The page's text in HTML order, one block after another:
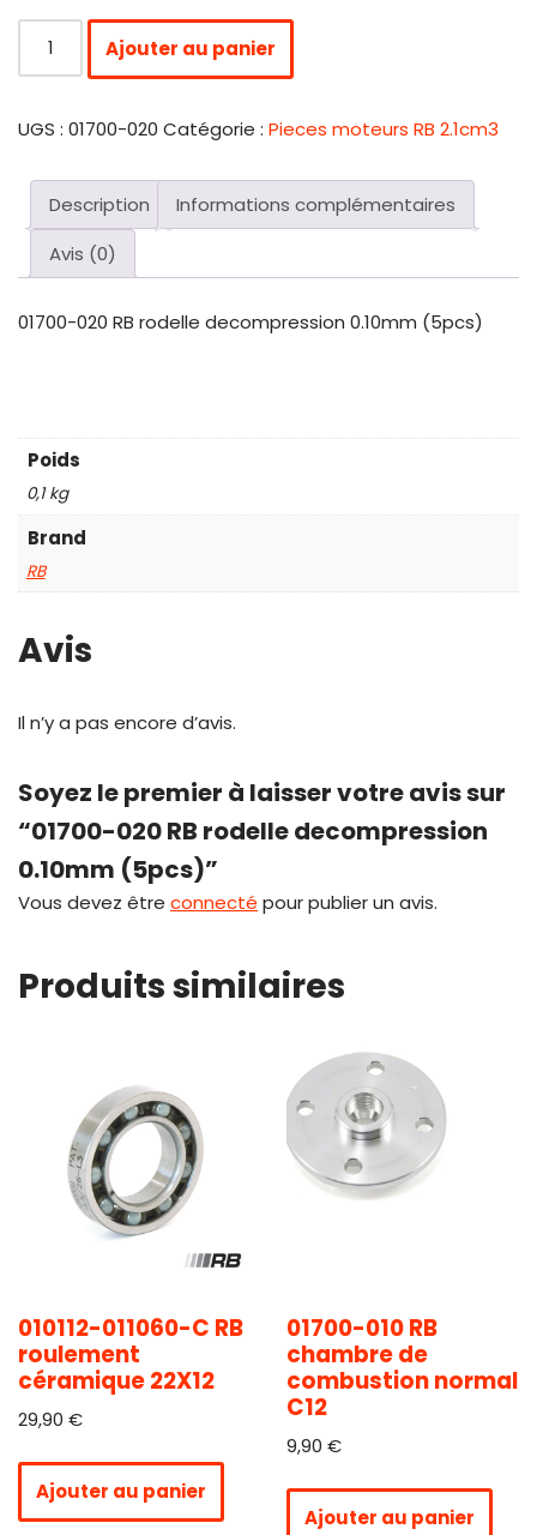
Ajouter au panier
UGS : 01700-020 Catégorie : Pieces moteurs RB 2.1cm3
Description
Informations complémentaires
Avis (0)
01700-020 RB rodelle decompression 0.10mm (5pcs)
Poids
0,1 kg
Brand
RB
Avis
Il n’y a pas encore d’avis.
Soyez le premier à laisser votre avis sur
“01700-020 RB rodelle decompression
0.10mm (5pcs)”
Vous devez être connecté pour publier un avis.
Produits similaires
010112-011060-C RB
roulement
céramique 22X12
29,90 €
Ajouter au panier
01700-010 RB
chambre de
combustion normal
C12
9,90 €
Ajouter au panier